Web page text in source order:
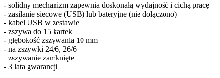
- solidny mechanizm zapewnia doskonałą wydajność i cichą pracę
- zasilanie siecowe (USB) lub bateryjne (nie dołączono)
- kabel USB w zestawie
- zszywa do 15 kartek
- głębokość zszywania 10 mm
- na zszywki 24/6, 26/6
- zszywanie zamknięte
- 3 lata gwarancji